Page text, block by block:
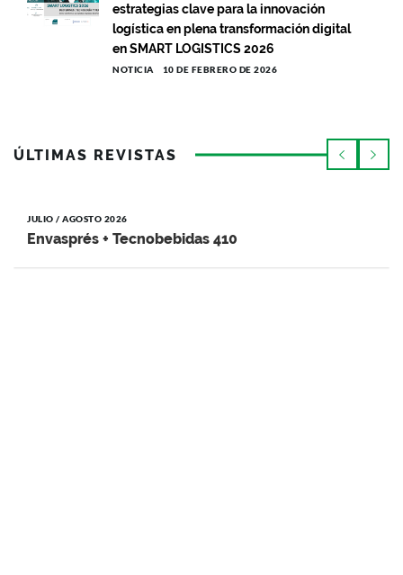
estrategias clave para la innovación
logística en plena transformación digital
en SMART LOGISTICS 2026
NOTICIA 10 DE FEBRERO DE 2026
ÚLTIMAS REVISTAS
JULIO / AGOSTO 2026
Envasprés + Tecnobebidas 410